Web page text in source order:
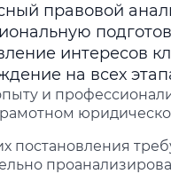
правовой
интересов
на всех
и
постановления